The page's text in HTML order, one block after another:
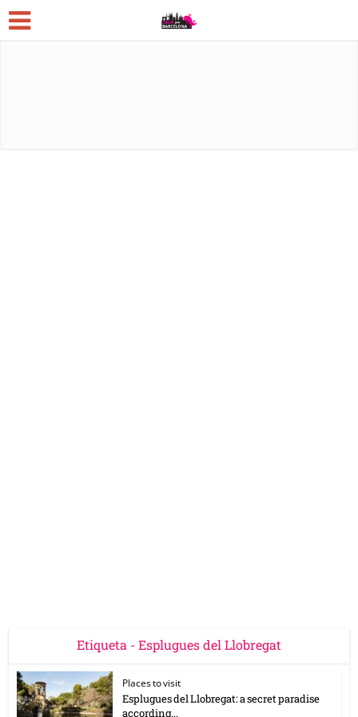
Etiqueta - Esplugues del Llobregat
Places to visit
Esplugues del Llobregat: a secret paradise
according...